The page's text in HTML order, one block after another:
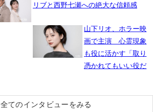
リブと西野七瀬への絶大な信頼感
山下リオ、ホラー映
画で主演 心霊現象
も役に活かす「取り
憑かれてもいい役だ
全てのインタビューをみる